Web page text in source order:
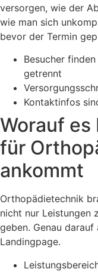
versorgen, wie der
wie man sich
bevor der Termin
Besucher
getrennt
Kontaktinfos
Worauf es
für
ankommt
Orthopädietechnik
nicht nur Leistungen
geben. Genau
Landingpage.